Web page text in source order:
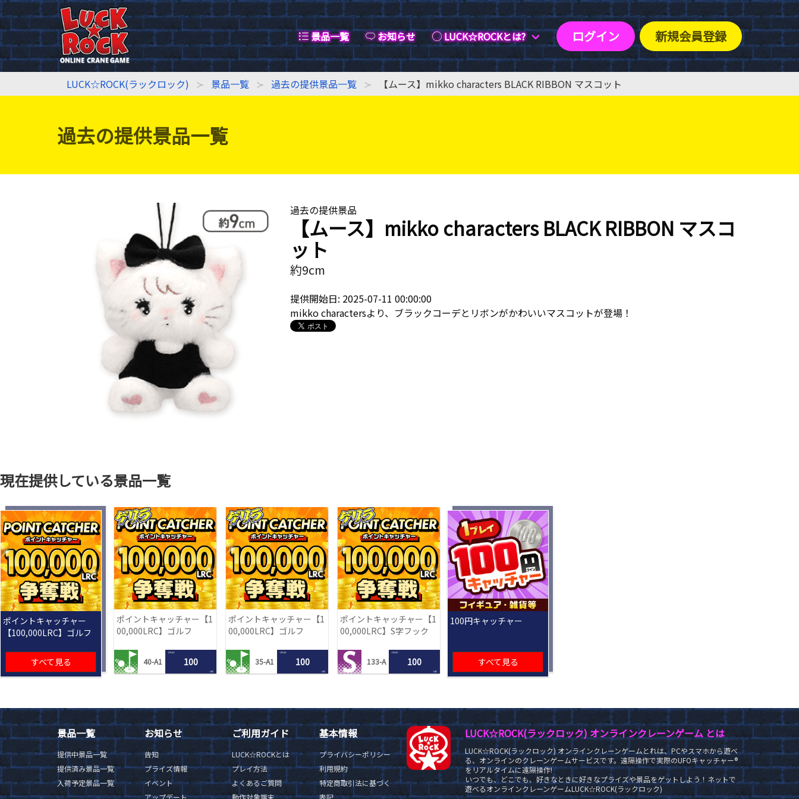
景品一覧 お知らせ LUCK☆ROCKとは? ログイン 新規会員登録
LUCK☆ROCK(ラックロック) 景品一覧 過去の提供景品一覧 【ムース】mikko characters BLACK RIBBON マスコット
過去の提供景品一覧
過去の提供景品
【ムース】mikko characters BLACK RIBBON マスコ
ット
約9cm
提供開始日: 2025-07-11 00:00:00
mikko charactersより、ブラックコーデとリボンがかわいいマスコットが登場！
現在提供している景品一覧
ポイントキャッチャー
【100,000LRC】ゴルフ
すべて見る
ポイントキャッチャー【1
00,000LRC】ゴルフ
40-A1
1 PLAY
100
LRC
ポイントキャッチャー【1
00,000LRC】ゴルフ
35-A1
1 PLAY
100
LRC
ポイントキャッチャー【1
00,000LRC】S字フック
133-A
1 PLAY
100
LRC
100円キャッチャー
すべて見る
景品一覧
提供中景品一覧
提供済み景品一覧
入荷予定景品一覧
お知らせ
告知
プライズ情報
イベント
アップデート
ご利用ガイド
LUCK☆ROCKとは
プレイ方法
よくあるご質問
動作対象端末
基本情報
プライバシーポリシー
利用規約
特定商取引法に基づく
表記
LUCK☆ROCK(ラックロック) オンラインクレーンゲーム とは
LUCK☆ROCK(ラックロック) オンラインクレーンゲームとれは、PCやスマホから遊べ
る、オンラインのクレーンゲームサービスです。遠隔操作で実際のUFOキャッチャー®
をリアルタイムに遠隔操作!
いつでも、どこでも、好きなときに好きなプライズや景品をゲットしよう！ネットで
遊べるオンラインクレーンゲームLUCK☆ROCK(ラックロック)